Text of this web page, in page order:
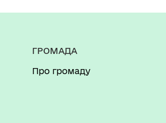
ГРОМАДА
Про громаду